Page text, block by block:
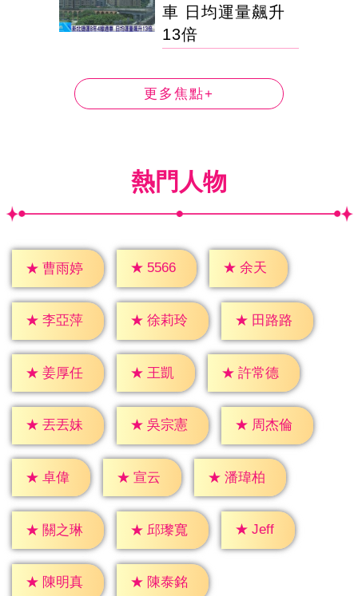
車 日均運量飆升
13倍
更多焦點+
熱門人物
★ 曹雨婷 ★ 5566 ★ 余天
★ 李亞萍 ★ 徐莉玲 ★ 田路路
★ 姜厚任 ★ 王凱 ★ 許常德
★ 丟丟妹 ★ 吳宗憲 ★ 周杰倫
★ 卓偉 ★ 宣云 ★ 潘瑋柏
★ 關之琳 ★ 邱瓈寬 ★ Jeff
★ 陳明真 ★ 陳泰銘